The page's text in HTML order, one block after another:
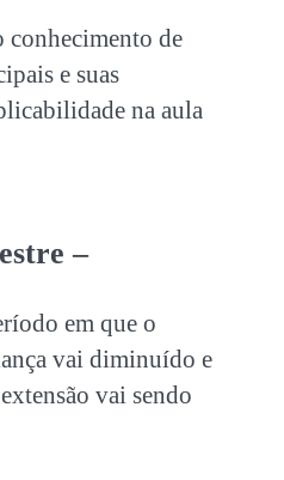
conhecimento de
e suas
na aula
–
em que o
vai diminuído e
vai sendo